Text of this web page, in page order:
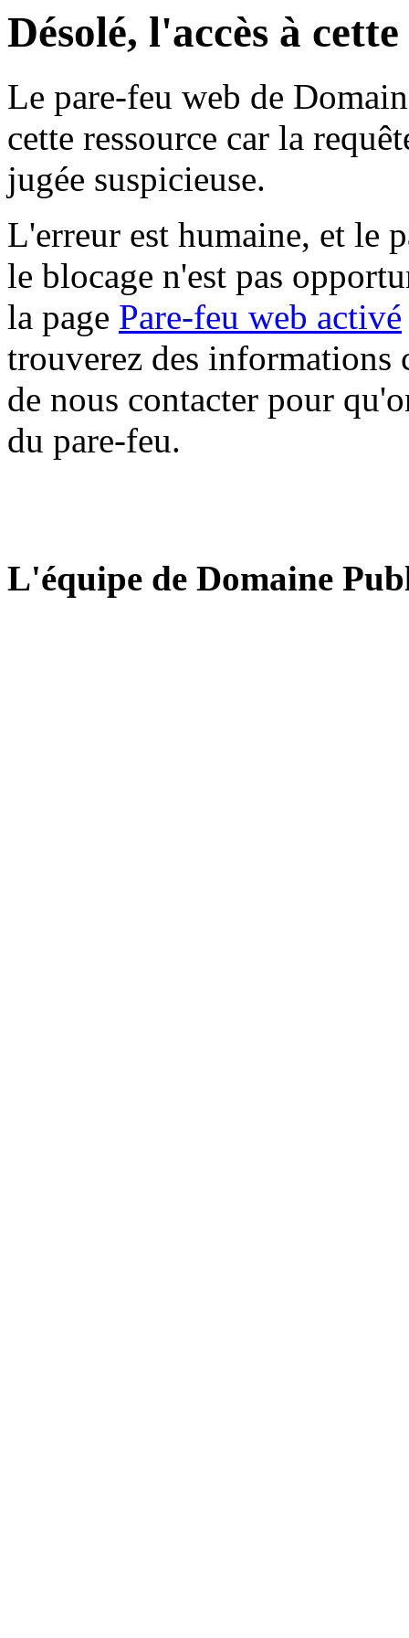
Désolé, l'accès à
Le pare-feu web de
cette ressource car la
jugée suspicieuse.
L'erreur est humaine, et le
le blocage n'est pas
la page Pare-feu web activé
trouverez des informations
de nous contacter pour
du pare-feu.
L'équipe de Domaine